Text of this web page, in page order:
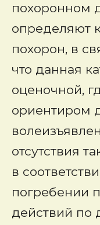
похоронном
определяют
похорон, в
что данная
оценочной,
ориентиром
отсутствия
в
погребении
действий по